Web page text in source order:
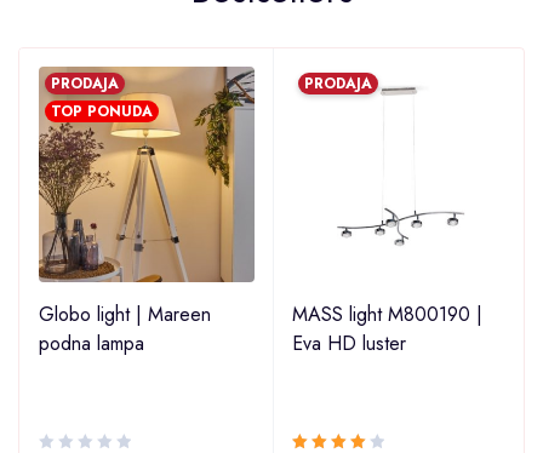
PRODAJA
TOP PONUDA
Globo light | Mareen
podna lampa
PRODAJA
MASS light M800190 |
Eva HD luster